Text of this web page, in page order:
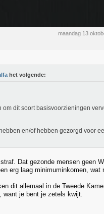
maandag 13
het volgende:
dit soort basisvoorzieningen
en/of hebben gezorgd voor
Dat gezonde mensen geen
erg laag minimuminkomen, wat
dit allemaal in de Tweede
want je bent je zetels kwijt.